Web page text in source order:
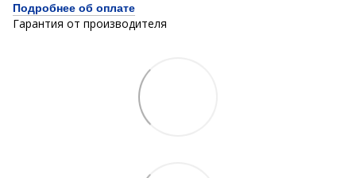
Подробнее об оплате
Гарантия от производителя